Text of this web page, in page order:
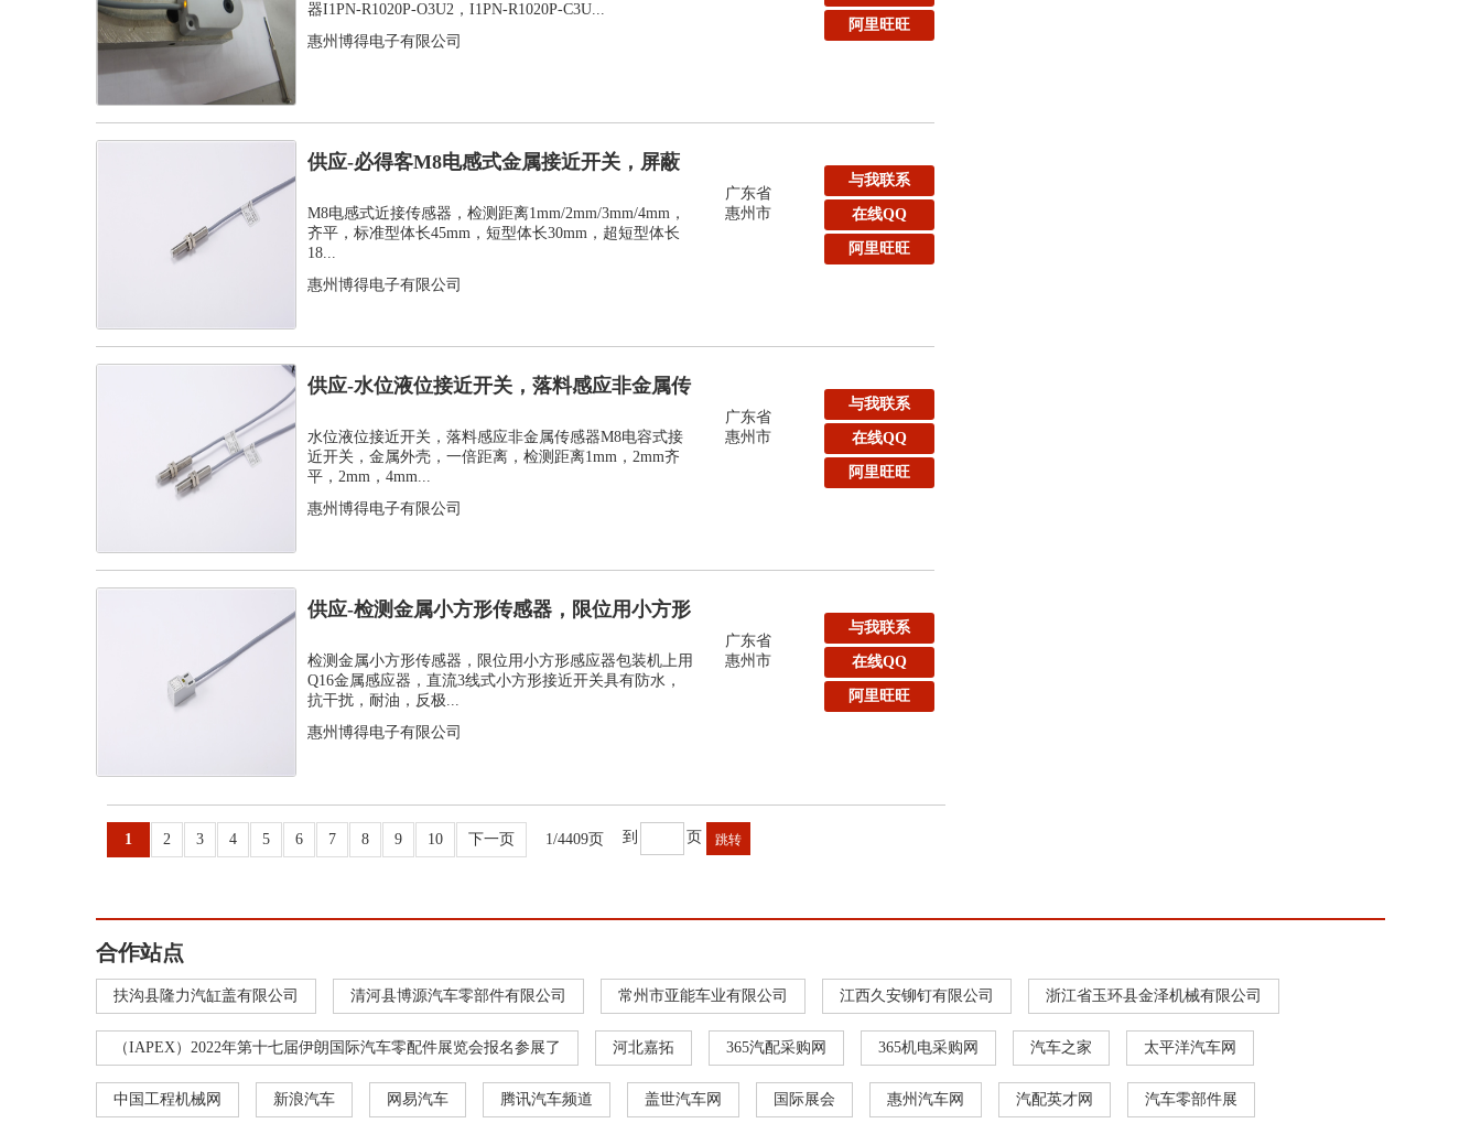
器I1PN-R1020P-O3U2，I1PN-R1020P-C3U...
惠州博得电子有限公司
阿里旺旺
供应-必得客M8电感式金属接近开关，屏蔽
式安装检测...
M8电感式近接传感器，检测距离1mm/2mm/3mm/4mm，
齐平，标准型体长45mm，短型体长30mm，超短型体长
18...
惠州博得电子有限公司
广东省
惠州市
与我联系
在线QQ
阿里旺旺
供应-水位液位接近开关，落料感应非金属传
感器
水位液位接近开关，落料感应非金属传感器M8电容式接
近开关，金属外壳，一倍距离，检测距离1mm，2mm齐
平，2mm，4mm...
惠州博得电子有限公司
广东省
惠州市
与我联系
在线QQ
阿里旺旺
供应-检测金属小方形传感器，限位用小方形
感应器
检测金属小方形传感器，限位用小方形感应器包装机上用
Q16金属感应器，直流3线式小方形接近开关具有防水，
抗干扰，耐油，反极...
惠州博得电子有限公司
广东省
惠州市
与我联系
在线QQ
阿里旺旺
1 2 3 4 5 6 7 8 9 10 下一页 1/4409页 到 页
合作站点
扶沟县隆力汽缸盖有限公司 清河县博源汽车零部件有限公司 常州市亚能车业有限公司 江西久安铆钉有限公司 浙江省玉环县金泽机械有限公司
（IAPEX）2022年第十七届伊朗国际汽车零配件展览会报名参展了 河北嘉拓 365汽配采购网 365机电采购网 汽车之家 太平洋汽车网
中国工程机械网 新浪汽车 网易汽车 腾讯汽车频道 盖世汽车网 国际展会 惠州汽车网 汽配英才网 汽车零部件展